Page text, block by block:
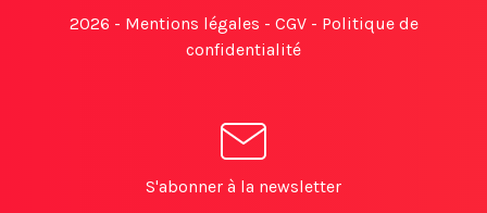
2026 - Mentions légales - CGV- Politique de
confidentialité
S'abonner à la newsletter